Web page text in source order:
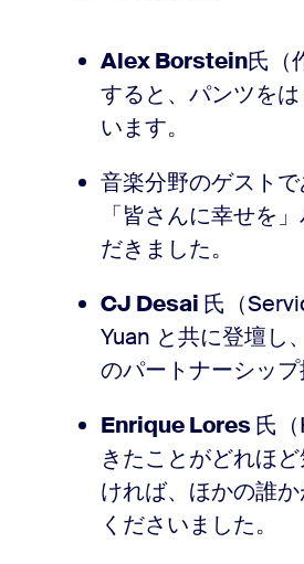
Alex Borstein氏（
すると、パンツを
います。
音楽分野のゲストで
「皆さんに幸せを
だきました。
CJ Desai 氏（
Yuan と共に登壇し
のパートナーシップ
Enrique Lores 氏
きたことがどれほ
ければ、ほかの誰
くださいました。